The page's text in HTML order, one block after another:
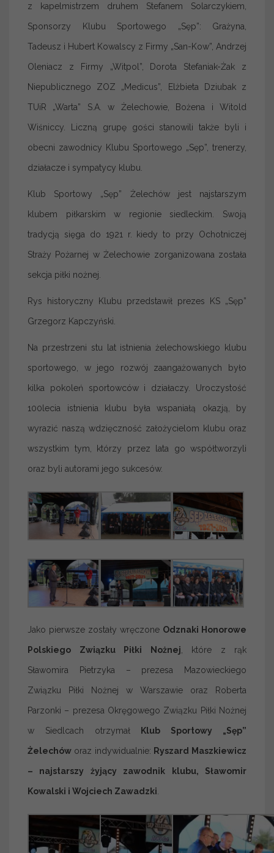
z kapelmistrzem druhem Stefanem Solarczykiem,
Sponsorzy Klubu Sportowego „Sęp”: Grażyna,
Tadeusz i Hubert Kowalscy z Firmy „San-Kow”, Andrzej
Oleniacz z Firmy „Witpol”, Dorota Stefaniak-Żak z
Niepublicznego ZOZ „Medicus”, Elżbieta Dziubak z
TUiR „Warta” S.A. w Żelechowie, Bożena i Witold
Wiśniccy. Liczną grupę gości stanowili także byli i
obecni zawodnicy Klubu Sportowego „Sęp”, trenerzy,
działacze i sympatycy klubu.
Klub Sportowy „Sęp” Żelechów jest najstarszym
klubem piłkarskim w regionie siedleckim. Swoją
tradycją sięga do 1921 r. kiedy to przy Ochotniczej
Straży Pożarnej w Żelechowie zorganizowana została
sekcja piłki nożnej.
Rys historyczny Klubu przedstawił prezes KS „Sęp”
Grzegorz Kapczyński.
Na przestrzeni stu lat istnienia żelechowskiego klubu
sportowego, w jego rozwój zaangażowanych było
kilka pokoleń sportowców i działaczy. Uroczystość
100lecia istnienia klubu była wspaniałą okazją, by
wyrazić naszą wdzięczność założycielom klubu oraz
wszystkim tym, którzy przez lata go współtworzyli
oraz byli autorami jego sukcesów.
Jako pierwsze zostały wręczone Odznaki Honorowe
Polskiego Związku Piłki Nożnej, które z rąk
Sławomira Pietrzyka – prezesa Mazowieckiego
Związku Piłki Nożnej w Warszawie oraz Roberta
Parzonki – prezesa Okręgowego Związku Piłki Nożnej
w Siedlcach otrzymał Klub Sportowy „Sęp”
Żelechów oraz indywidualnie: Ryszard Maszkiewicz
– najstarszy żyjący zawodnik klubu, Sławomir
Kowalski i Wojciech Zawadzki.